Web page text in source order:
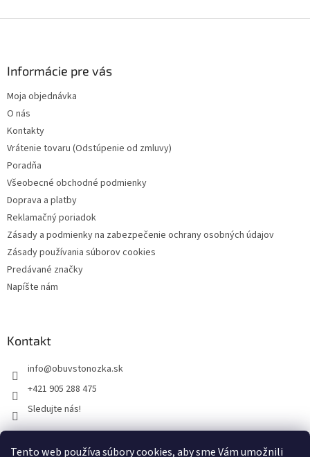
Tento web používa súbory cookies, aby sme Vám umožnili
Informácie pre vás
Moja objednávka
O nás
Kontakty
Vrátenie tovaru (Odstúpenie od zmluvy)
Poradňa
Všeobecné obchodné podmienky
Doprava a platby
Reklamačný poriadok
Zásady a podmienky na zabezpečenie ochrany osobných údajov
Zásady používania súborov cookies
Predávané značky
Napíšte nám
Kontakt
info@obuvstonozka.sk
+421 905 288 475
Sledujte nás!